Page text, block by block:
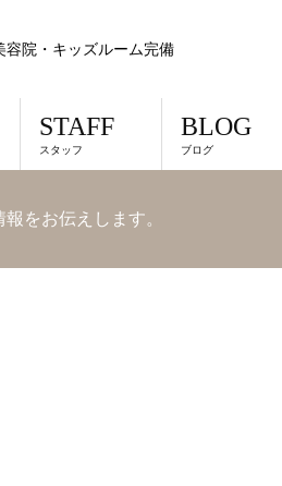
容院・キッズルーム完備
STAFF
スタッフ
BLOG
ブログ
をお伝えします。